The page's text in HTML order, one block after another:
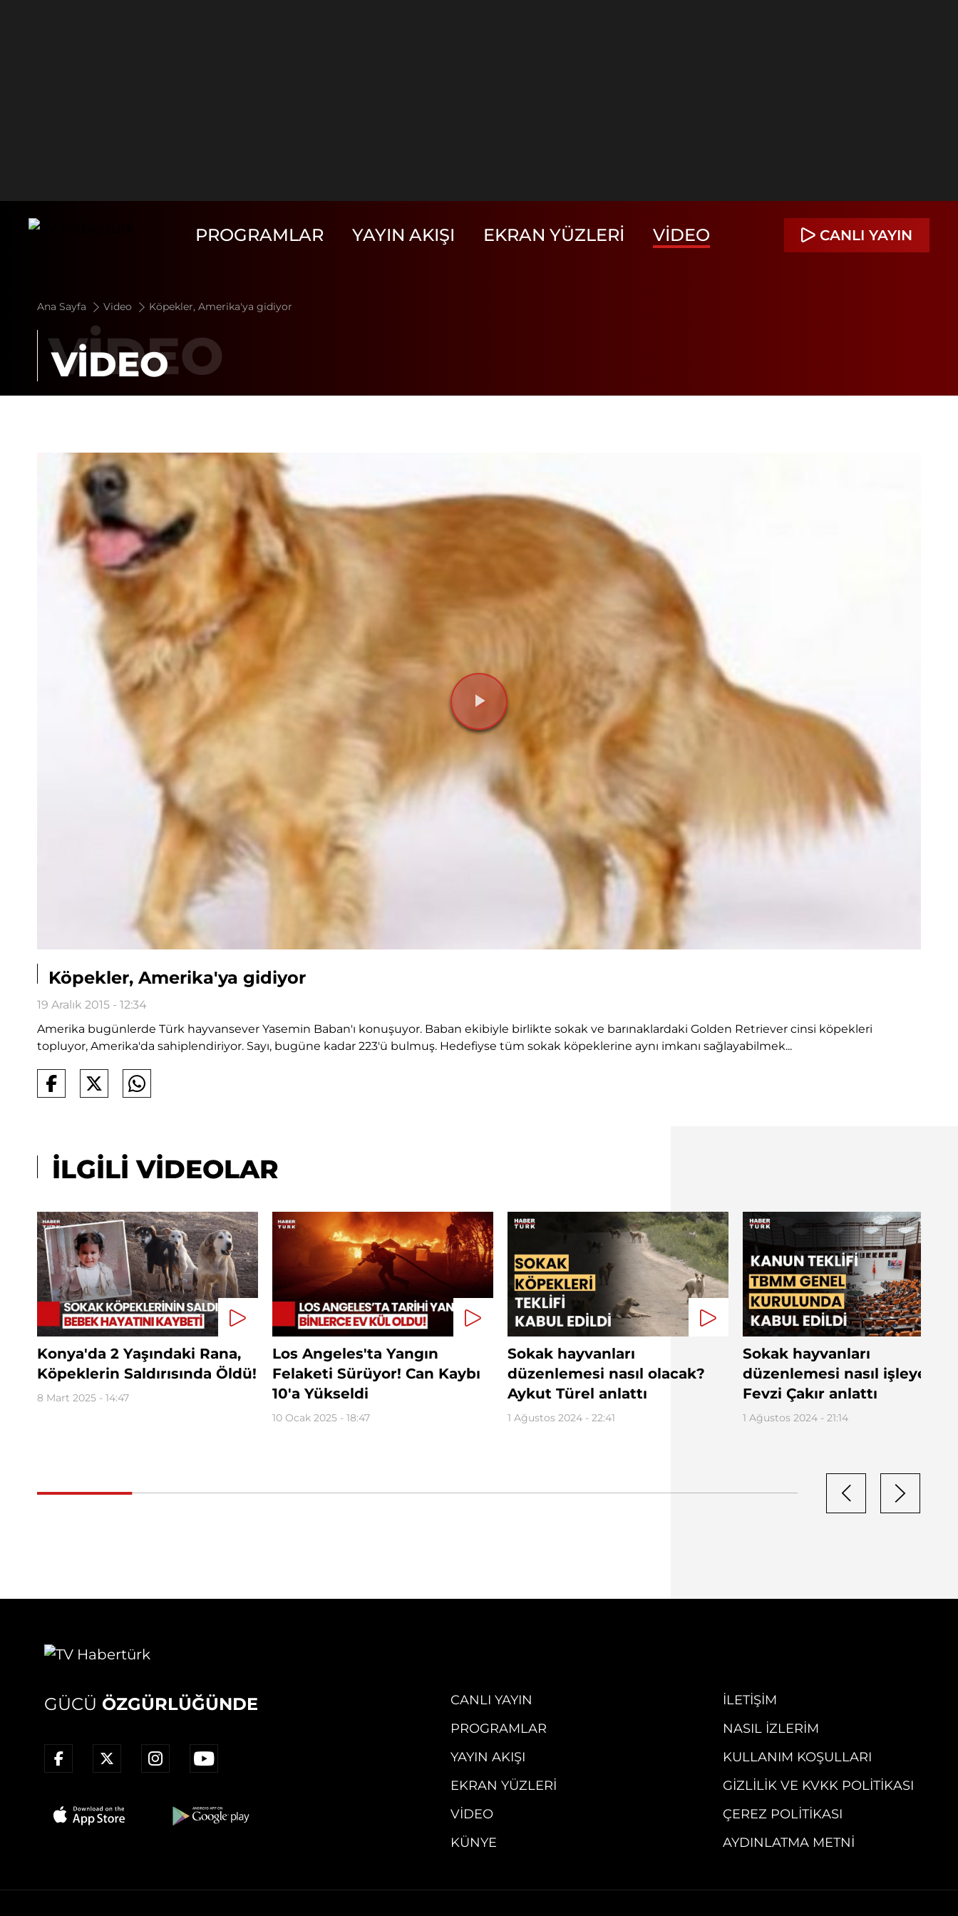
PROGRAMLAR YAYIN AKIŞI EKRAN YÜZLERI VIDEO CANLI YAYIN
Ana Sayfa Video Köpekler, Amerika'ya gidiyor
VİDEO
Videoyu
Oynat
Köpekler, Amerika'ya gidiyor
19 Aralık 2015 - 12:34
Amerika bugünlerde Türk hayvansever Yasemin Baban'ı konuşuyor. Baban ekibiyle birlikte sokak ve barınaklardaki Golden Retriever cinsi köpekleri
topluyor, Amerika'da sahiplendiriyor. Sayı, bugüne kadar 223'ü bulmuş. Hedefiyse tüm sokak köpeklerine aynı imkanı sağlayabilmek...
İLGİLİ VİDEOLAR
Konya'da 2 Yaşındaki Rana,
Köpeklerin Saldırısında Öldü!
8 Mart 2025 - 14:47
Los Angeles'ta Yangın
Felaketi Sürüyor! Can Kaybı
10'a Yükseldi
10 Ocak 2025 - 18:47
Sokak hayvanları
düzenlemesi nasıl olacak?
Aykut Türel anlattı
1 Ağustos 2024 - 22:41
Sokak hayvanları
düzenlemesi nasıl
Fevzi Çakır anlattı
1 Ağustos 2024 - 21:14
GÜCÜ ÖZGÜRLÜĞÜNDE
CANLI YAYIN
PROGRAMLAR
YAYIN AKIŞI
EKRAN YÜZLERI
VIDEO
KÜNYE
İLETIŞIM
NASIL İZLERIM
KULLANIM KOŞULLARI
GIZLILIK VE KVKK POLITIKASI
ÇEREZ POLITIKASI
AYDINLATMA METNI